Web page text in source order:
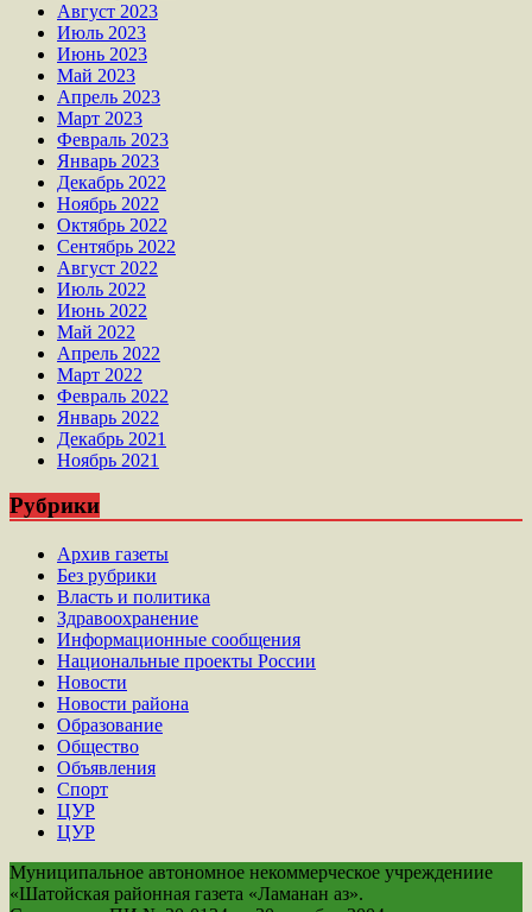
Август 2023
Июль 2023
Июнь 2023
Май 2023
Апрель 2023
Март 2023
Февраль 2023
Январь 2023
Декабрь 2022
Ноябрь 2022
Октябрь 2022
Сентябрь 2022
Август 2022
Июль 2022
Июнь 2022
Май 2022
Апрель 2022
Март 2022
Февраль 2022
Январь 2022
Декабрь 2021
Ноябрь 2021
Рубрики
Архив газеты
Без рубрики
Власть и политика
Здравоохранение
Информационные сообщения
Национальные проекты России
Новости
Новости района
Образование
Общество
Объявления
Спорт
ЦУР
ЦУР
Муниципальное автономное некоммерческое учреждениие
«Шатойская районная газета «Ламанан аз».